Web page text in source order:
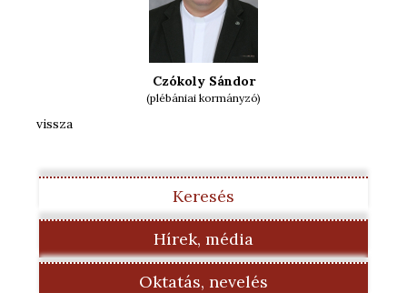
Czókoly Sándor
(plébániai kormányzó)
vissza
Keresés
Hírek, média
Oktatás, nevelés